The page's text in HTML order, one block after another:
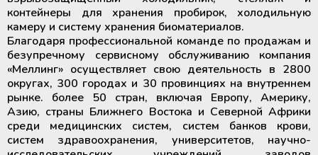
контейнеры для хранения пробирок, холодильную
камеру и систему хранения биоматериалов.
Благодаря профессиональной команде по продажам и
безупречному сервисному обслуживанию компания
«Меллинг» осуществляет свою деятельность в 2800
округах, 300 городах и 30 провинциях на внутреннем
рынке. более 50 стран, включая Европу, Америку,
Азию, страны Ближнего Востока и Северной Африки
среди медицинских систем, систем банков крови,
систем здравоохранения, университетов, научно-